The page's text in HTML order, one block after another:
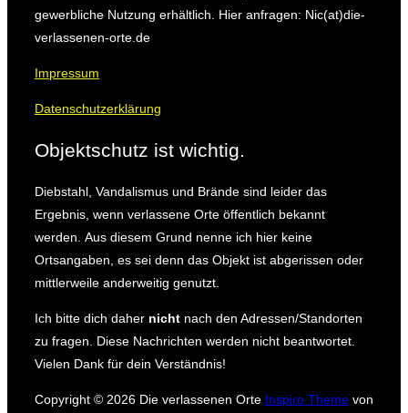
gewerbliche Nutzung erhältlich. Hier anfragen: Nic(at)die-
verlassenen-orte.de
Impressum
Datenschutzerklärung
Objektschutz ist wichtig.
Diebstahl, Vandalismus und Brände sind leider das
Ergebnis, wenn verlassene Orte öffentlich bekannt
werden. Aus diesem Grund nenne ich hier keine
Ortsangaben, es sei denn das Objekt ist abgerissen oder
mittlerweile anderweitig genutzt.
Ich bitte dich daher nicht nach den Adressen/Standorten
zu fragen.
Diese Nachrichten werden nicht beantwortet.
Vielen Dank für dein Verständnis!
Copyright © 2026 Die verlassenen Orte Inspiro Theme von